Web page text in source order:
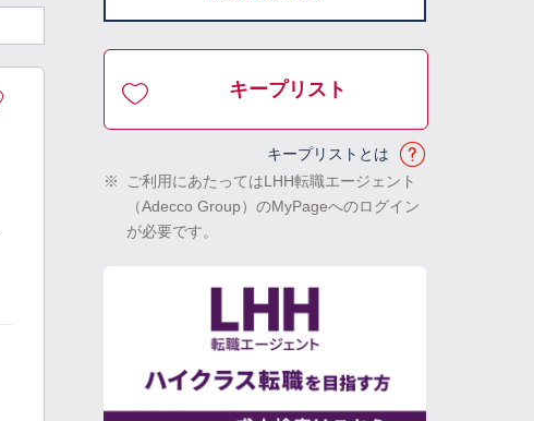
キープリスト
キープリストとは
※
ご利用にあたってはLHH転職エージェント
（Adecco Group）のMyPageへのログイン
が必要です。